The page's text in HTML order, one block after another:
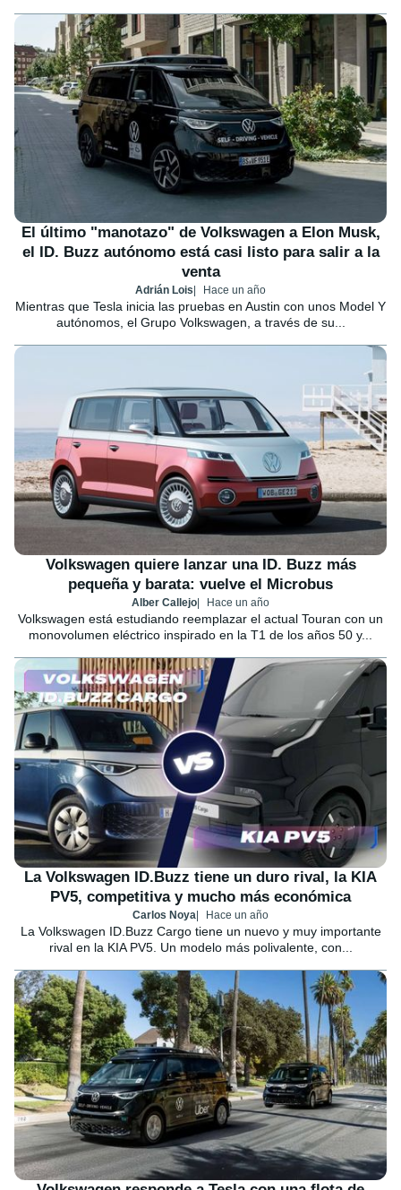
El último "manotazo" de Volkswagen a Elon Musk,
el ID. Buzz autónomo está casi listo para salir a la
venta
Adrián Lois Hace un año
Mientras que Tesla inicia las pruebas en Austin con unos Model Y
autónomos, el Grupo Volkswagen, a través de su...
Volkswagen quiere lanzar una ID. Buzz más
pequeña y barata: vuelve el Microbus
Alber Callejo Hace un año
Volkswagen está estudiando reemplazar el actual Touran con un
monovolumen eléctrico inspirado en la T1 de los años 50 y...
La Volkswagen ID.Buzz tiene un duro rival, la KIA
PV5, competitiva y mucho más económica
Carlos Noya Hace un año
La Volkswagen ID.Buzz Cargo tiene un nuevo y muy importante
rival en la KIA PV5. Un modelo más polivalente, con...